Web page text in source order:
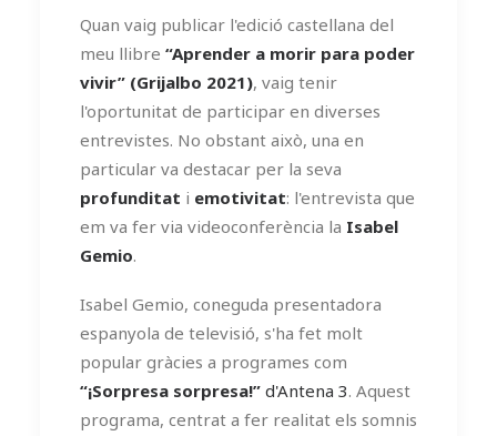
Quan vaig publicar l'edició castellana del
meu llibre “Aprender a morir para poder
vivir” (Grijalbo 2021), vaig tenir
l'oportunitat de participar en diverses
entrevistes. No obstant això, una en
particular va destacar per la seva
profunditat i emotivitat: l'entrevista que
em va fer via videoconferència la Isabel
Gemio.
Isabel Gemio, coneguda presentadora
espanyola de televisió, s'ha fet molt
popular gràcies a programes com
“¡Sorpresa sorpresa!” d'Antena 3. Aquest
programa, centrat a fer realitat els somnis